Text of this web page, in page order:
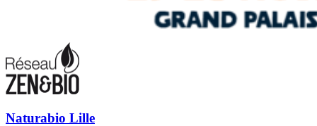
Naturabio Lille
Naturabio : votre salon écolo, bio, bien-être et habitat sain
Naturabio Lille